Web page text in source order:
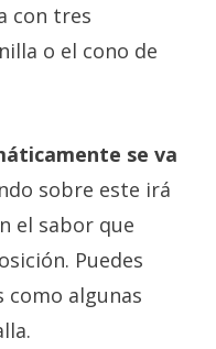
con tres
o el cono de
se va
sobre este irá
el sabor que
Puedes
algunas